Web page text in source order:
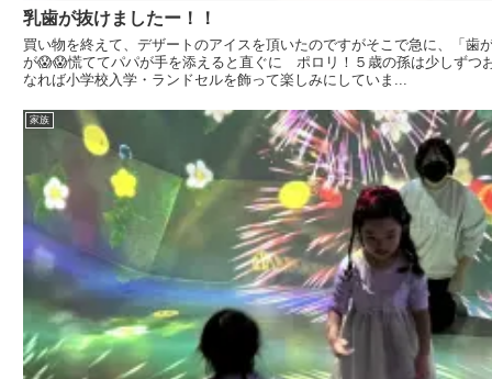
乳歯が抜けましたー！！
買い物を終えて、デザートのアイスを頂いたのですがそこで急に、「
が😱😱慌ててパパが手を添えると直ぐに ポロリ！５歳の孫は少しず
なれば小学校入学・ランドセルを飾って楽しみにしていま...
家族